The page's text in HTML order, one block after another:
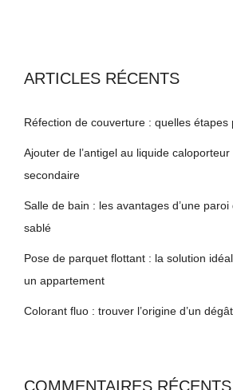
ARTICLES RÉCENTS
Réfection de couverture : quelles étapes
Ajouter de l’antigel au liquide
secondaire
Salle de bain : les avantages d’une
sablé
Pose de parquet flottant : la solution
un appartement
Colorant fluo : trouver l’origine d’un
COMMENTAIRES RÉCENTS